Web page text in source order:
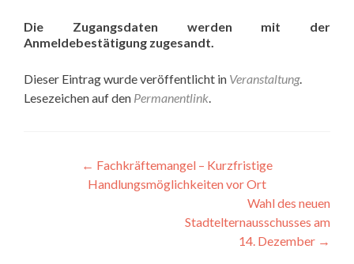
Die Zugangsdaten werden mit der
Anmeldebestätigung zugesandt.
Dieser Eintrag wurde veröffentlicht in Veranstaltung.
Lesezeichen auf den Permanentlink
Beitragsnavigation
← Fachkräftemangel – Kurzfristige
Handlungsmöglichkeiten vor Ort
Wahl des neuen
Stadtelternausschusses am
14. Dezember →